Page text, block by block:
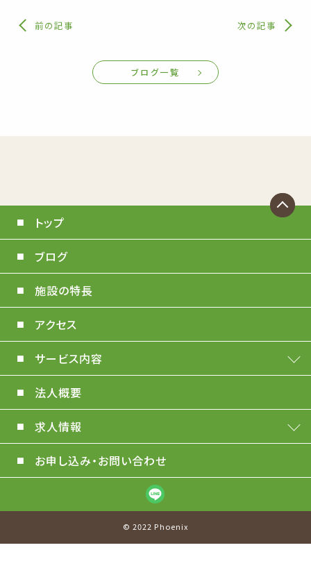
前の記事 次の記事
ブログ一覧
トップ
ブログ
施設の特長
アクセス
サービス内容
法人概要
求人情報
お申し込み・お問い合わせ
© 2022 Phoenix